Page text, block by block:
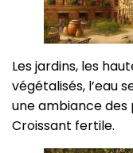
Les jardins, les
végétalisés, l’eau
une ambiance des
Croissant fertile.